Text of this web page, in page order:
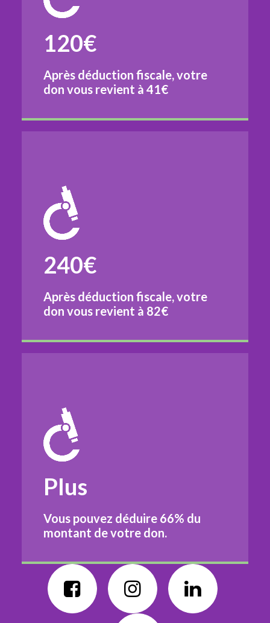
120€
Après déduction fiscale, votre
don vous revient à 41€
240€
Après déduction fiscale, votre
don vous revient à 82€
Plus
Vous pouvez déduire 66% du
montant de votre don.